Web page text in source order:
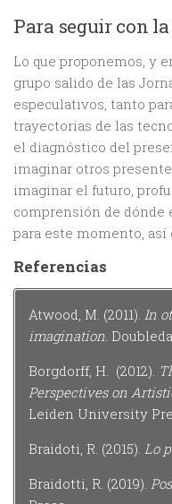
Para seguir con
Lo que proponemos, y
grupo salido de las
especulativos, tanto
trayectorias de las
el diagnóstico del
imaginar otros
imaginar el futuro,
comprensión de dónde
para este momento, así
Referencias
Atwood, M. (2011). In
imagination .
Borgdorff, H. (2012).
Perspectives on
Leiden University
Braidoti, R. (2015). Lo
Braidotti, R. (2019).